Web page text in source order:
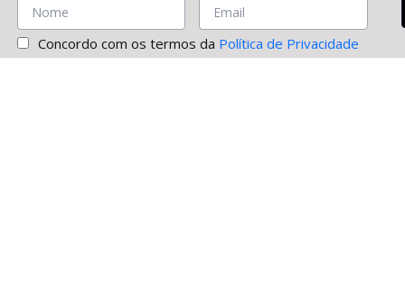
Concordo com os termos da Política de Privacidade